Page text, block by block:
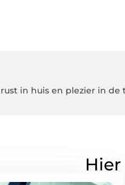
in huis en plezier in de